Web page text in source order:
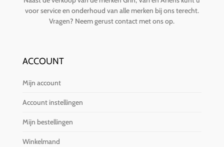
voor service en onderhoud van alle merken bij ons terecht.
Vragen? Neem gerust contact met ons op.
ACCOUNT
Mijn account
Account instellingen
Mijn bestellingen
Winkelmand